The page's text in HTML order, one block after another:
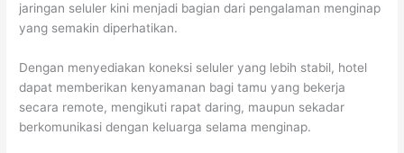
jaringan seluler kini menjadi bagian dari pengalaman menginap
yang semakin diperhatikan.
Dengan menyediakan koneksi seluler yang lebih stabil, hotel
dapat memberikan kenyamanan bagi tamu yang bekerja
secara remote, mengikuti rapat daring, maupun sekadar
berkomunikasi dengan keluarga selama menginap.